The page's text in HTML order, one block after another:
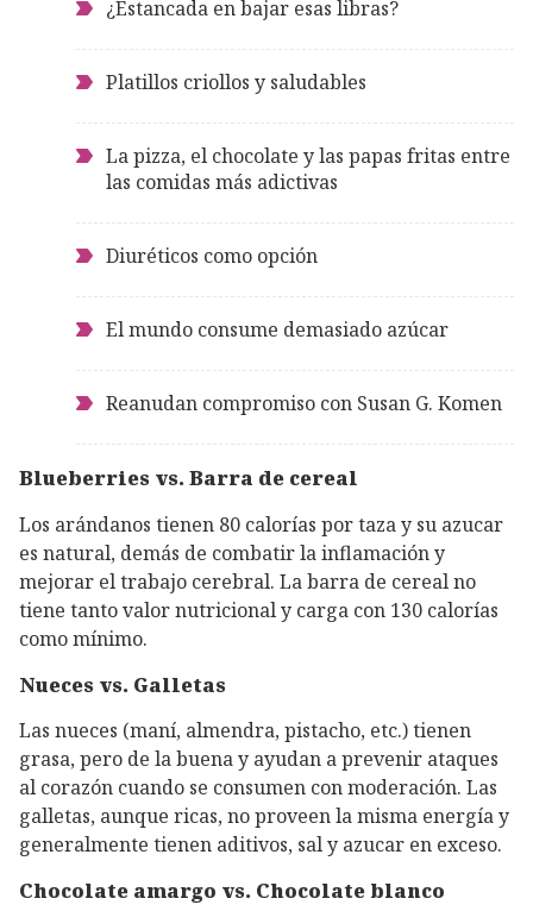
¿Estancada en bajar esas libras?
Platillos criollos y saludables
La pizza, el chocolate y las papas fritas entre
las comidas más adictivas
Diuréticos como opción
El mundo consume demasiado azúcar
Reanudan compromiso con Susan G. Komen
Blueberries vs. Barra de cereal
Los arándanos tienen 80 calorías por taza y su azucar
es natural, demás de combatir la inflamación y
mejorar el trabajo cerebral. La barra de cereal no
tiene tanto valor nutricional y carga con 130 calorías
como mínimo.
Nueces vs. Galletas
Las nueces (maní, almendra, pistacho, etc.) tienen
grasa, pero de la buena y ayudan a prevenir ataques
al corazón cuando se consumen con moderación. Las
galletas, aunque ricas, no proveen la misma energía y
generalmente tienen aditivos, sal y azucar en exceso.
Chocolate amargo vs. Chocolate blanco